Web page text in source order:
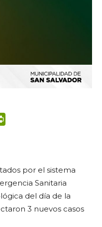
por el sistema
Sanitaria
del día de la
3 nuevos casos